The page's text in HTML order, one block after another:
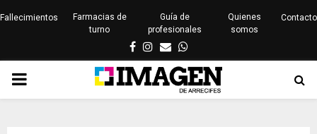
Fallecimientos
Farmacias de
turno
Guía de
profesionales
Quienes
somos
Contacto
Facebook
Instagram
EmailWhatsapp
PRIMARY